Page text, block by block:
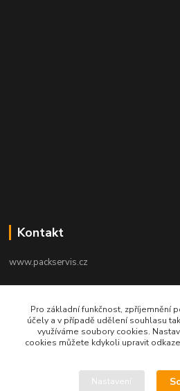
Kontakt
www.packservis.cz
Po-Pá 8.00-12.00, 13.00-16.00 hod
info@packservis.cz
Pro základní funkčnost, zpříjemnění
účely a v případě udělení souhlasu
využíváme soubory cookies.
cookies můžete kdykoli upravit
Nastavení